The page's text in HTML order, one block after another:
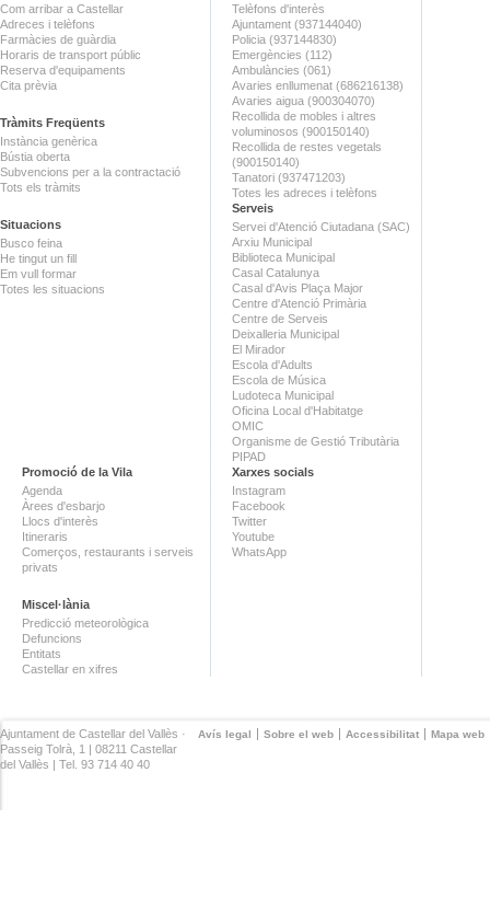
Com arribar a Castellar
Adreces i telèfons
Farmàcies de guàrdia
Horaris de transport públic
Reserva d'equipaments
Cita prèvia
Tràmits Freqüents
Instància genèrica
Bústia oberta
Subvencions per a la contractació
Tots els tràmits
Situacions
Busco feina
He tingut un fill
Em vull formar
Totes les situacions
Telèfons d'interès
Ajuntament (937144040)
Policia (937144830)
Emergències (112)
Ambulàncies (061)
Avaries enllumenat (686216138)
Avaries aigua (900304070)
Recollida de mobles i altres
voluminosos (900150140)
Recollida de restes vegetals
(900150140)
Tanatori (937471203)
Totes les adreces i telèfons
Serveis
Servei d'Atenció Ciutadana (SAC)
Arxiu Municipal
Biblioteca Municipal
Casal Catalunya
Casal d'Avis Plaça Major
Centre d'Atenció Primària
Centre de Serveis
Deixalleria Municipal
El Mirador
Escola d'Adults
Escola de Música
Ludoteca Municipal
Oficina Local d'Habitatge
OMIC
Organisme de Gestió Tributària
PIPAD
Promoció de la Vila
Agenda
Àrees d'esbarjo
Llocs d'interès
Itineraris
Comerços, restaurants i serveis
privats
Miscel·lània
Predicció meteorològica
Defuncions
Entitats
Castellar en xifres
Xarxes socials
Instagram
Facebook
Twitter
Youtube
WhatsApp
Avís legal Sobre el web Accessibilitat Mapa web
Ajuntament de Castellar del Vallès ·
Passeig Tolrà, 1 | 08211 Castellar
del Vallès | Tel. 93 714 40 40